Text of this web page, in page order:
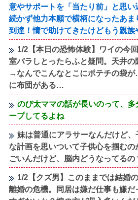
意やサポートを「当たり前」と思
続かず他力本願で横柄になったあ
到達！情で助けてきたけどもう親族
1/2【本日の恐怖体験】ワイの今
室バラしとったらふと疑問。天井の
→なんでこんなとこにポテチの袋
に布団がある…
のび太ママの話が長いのって、
ープしてるよね
妹は普通にアラサーなんだけど、
な計画を思いついて子供心を掴む
ごいんだけど、脳内どうなってるの
1/2【クズ男】このままでは結婚
離婚の危機。同居は嫌だ仕事も嫌